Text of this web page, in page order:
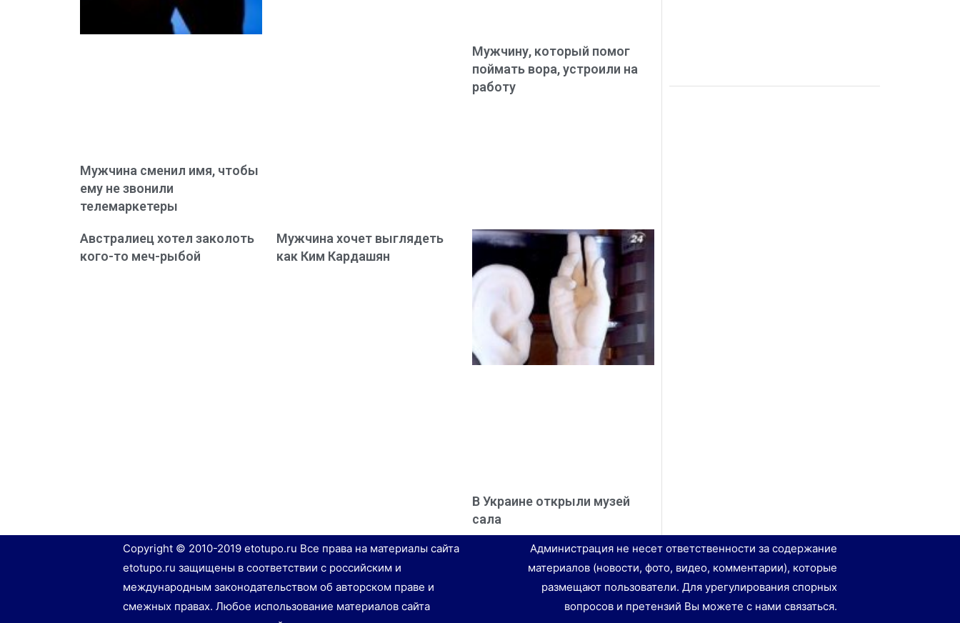
Мужчина сменил имя, чтобы
ему не звонили
телемаркетеры
Мужчину, который помог
поймать вора, устроили на
работу
Австралиец хотел заколоть
кого-то меч-рыбой
Мужчина хочет выглядеть
как Ким Кардашян
В Украине открыли музей
сала
Copyright © 2010-2019 etotupo.ru Все права на материалы сайта
etotupo.ru защищены в соответствии с российским и
международным законодательством об авторском праве и
смежных правах. Любое использование материалов сайта
Администрация не несет ответственности за содержание
материалов (новости, фото, видео, комментарии), которые
размещают пользователи. Для урегулирования спорных
вопросов и претензий Вы можете с нами связаться.